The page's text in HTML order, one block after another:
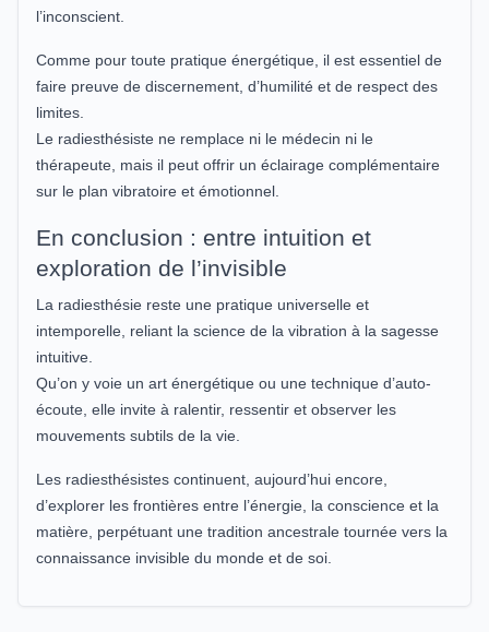
l’inconscient.
Comme pour toute pratique énergétique, il est essentiel de
faire preuve de discernement, d’humilité et de respect des
limites.
Le radiesthésiste ne remplace ni le médecin ni le
thérapeute, mais il peut offrir un éclairage complémentaire
sur le plan vibratoire et émotionnel.
En conclusion : entre intuition et
exploration de l’invisible
La radiesthésie reste une pratique universelle et
intemporelle, reliant la science de la vibration à la sagesse
intuitive.
Qu’on y voie un art énergétique ou une technique d’auto-
écoute, elle invite à ralentir, ressentir et observer les
mouvements subtils de la vie.
Les radiesthésistes continuent, aujourd’hui encore,
d’explorer les frontières entre l’énergie, la conscience et la
matière, perpétuant une tradition ancestrale tournée vers la
connaissance invisible du monde et de soi.